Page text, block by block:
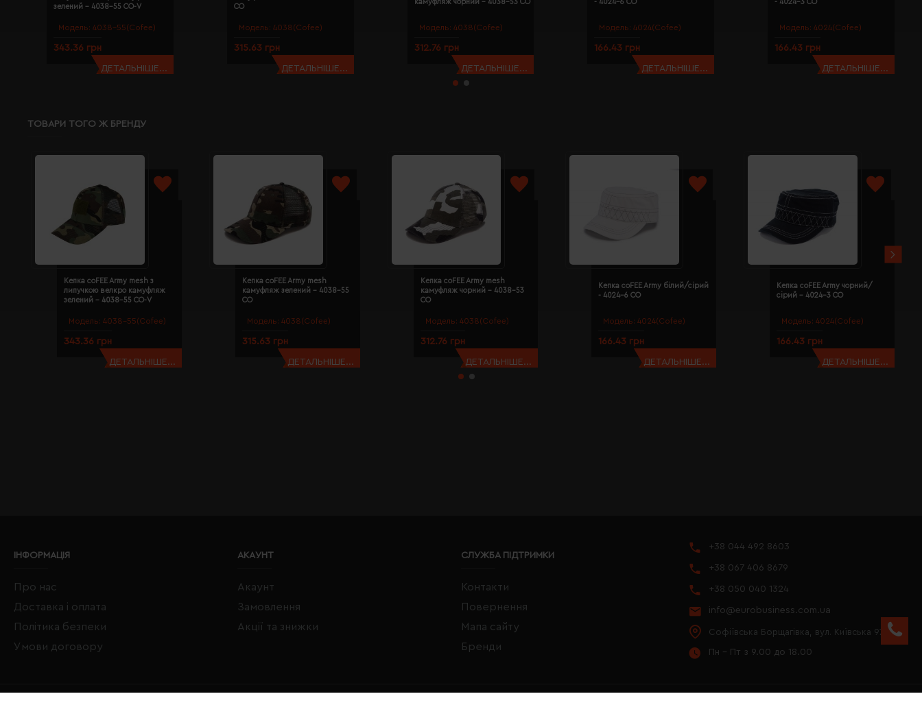
Модель: 4038-55(Cofee)
зелений - 4038-55 CO-V
343.36 грн
ДЕТАЛЬНІШЕ...
Модель: 4038(Cofee)
CO
315.63 грн
ДЕТАЛЬНІШЕ...
Модель: 4038(Cofee)
камуфляж чорний - 4038-53 CO
312.76 грн
ДЕТАЛЬНІШЕ...
Модель: 4024(Cofee)
- 4024-6 CO
166.43 грн
ДЕТАЛЬНІШЕ...
Модель: 4024(Cofee)
- 4024-3 CO
166.43 грн
ДЕТАЛЬНІШЕ...
ТОВАРИ ТОГО Ж БРЕНДУ
Модель: 4038-55(Cofee)
Кепка coFEE Army mesh з
липучкою велкро камуфляж
зелений - 4038-55 CO-V
343.36 грн
ДЕТАЛЬНІШЕ...
Модель: 4038(Cofee)
Кепка coFEE Army mesh
камуфляж зелений - 4038-55
CO
315.63 грн
ДЕТАЛЬНІШЕ...
Модель: 4038(Cofee)
Кепка coFEE Army mesh
камуфляж чорний - 4038-53
CO
312.76 грн
ДЕТАЛЬНІШЕ...
Модель: 4024(Cofee)
Кепка coFEE Army білий/сірий
- 4024-6 CO
166.43 грн
ДЕТАЛЬНІШЕ...
Модель: 4024(Cofee)
Кепка coFEE Army чорний/
сірий - 4024-3 CO
166.43 грн
ДЕТАЛЬНІШЕ...
ІНФОРМАЦІЯ
Про нас
Доставка і оплата
Політика безпеки
Умови договору
АКАУНТ
Акаунт
Замовлення
Акції та знижки
СЛУЖБА ПІДТРИМКИ
Контакти
Повернення
Мапа сайту
Бренди
+38 044 492 8603
+38 067 406 8679
+38 050 040 1324
info@eurobusiness.com.ua
Софіївська Борщагівка, вул. Київська 97
Пн - Пт з 9.00 до 18.00